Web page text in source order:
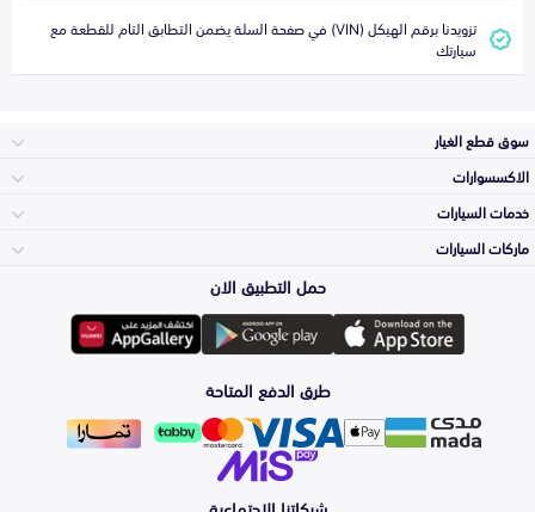
تزويدنا برقم الهيكل (VIN) في صفحة السلة يضمن التطابق التام للقطعة مع
سيارتك
سوق قطع الغيار
المكائن، القيرات
وملحقاتها
الشمعات
والاصطبات (الاضاءة)
الفرامل والأقمشة
الاكسسوارات
لوازم الرحلات
اكسسوارات العناية
خدمات السيارات
الأكثر مبيعاً
التلميع والعناية
ماركات السيارات
Toyota
Hyundai
حمل التطبيق الان
طرق الدفع المتاحة